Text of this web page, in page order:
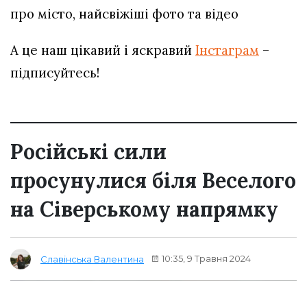
про місто, найсвіжіші фото та відео
А це наш цікавий і яскравий Інстаграм –
підписуйтесь!
Російські сили
просунулися біля Веселого
на Сіверському напрямку
Славінська Валентина 10:35, 9 Травня 2024